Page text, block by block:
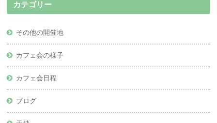
カテゴリー
その他の開催地
カフェ会の様子
カフェ会日程
ブログ